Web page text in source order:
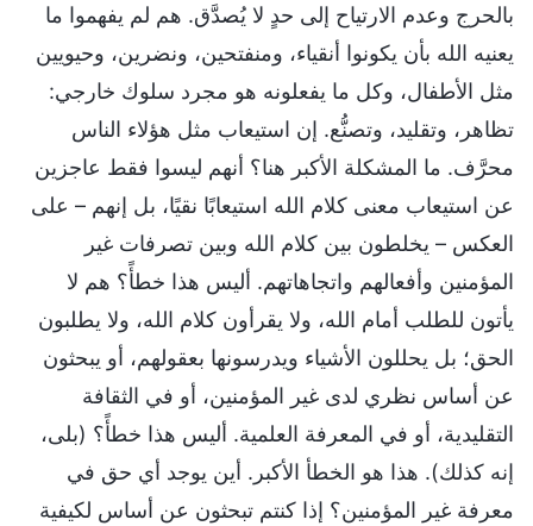
بالحرج وعدم الارتياح إلى حدٍ لا يُصدَّق. هم لم يفهموا ما
يعنيه الله بأن يكونوا أنقياء، ومنفتحين، ونضرين، وحيويين
مثل الأطفال، وكل ما يفعلونه هو مجرد سلوك خارجي:
تظاهر، وتقليد، وتصنُّع. إن استيعاب مثل هؤلاء الناس
محرَّف. ما المشكلة الأكبر هنا؟ أنهم ليسوا فقط عاجزين
عن استيعاب معنى كلام الله استيعابًا نقيًا، بل إنهم – على
العكس – يخلطون بين كلام الله وبين تصرفات غير
المؤمنين وأفعالهم واتجاهاتهم. أليس هذا خطأً؟ هم لا
يأتون للطلب أمام الله، ولا يقرأون كلام الله، ولا يطلبون
الحق؛ بل يحللون الأشياء ويدرسونها بعقولهم، أو يبحثون
عن أساس نظري لدى غير المؤمنين، أو في الثقافة
التقليدية، أو في المعرفة العلمية. أليس هذا خطأً؟ (بلى،
إنه كذلك). هذا هو الخطأ الأكبر. أين يوجد أي حق في
معرفة غير المؤمنين؟ إذا كنتم تبحثون عن أساس لكيفية